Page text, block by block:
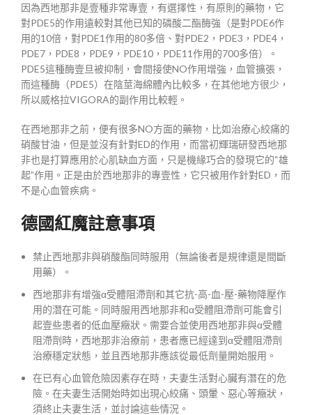
因為西地那非是壹種非常專壹，有選擇性，有原則的藥物，它
對PDE5的作用遠較對其他已知的磷酸二酯酶強（是對PDE6作
用的10倍，對PDE1作用的80多倍、對PDE2，PDE3，PDE4，
PDE7，PDE8，PDE9，PDE10，PDE11作用的700多倍）。
PDE5這種酶壹旦被抑制，會間接使NO作用增強，血管擴張，
而這種酶（PDE5）在陰莖海綿體內比較多，在其他地方很少，
所以威格拉VIGORA的副作用比較輕。
在西地那非之前，便有很多NO方面的藥物，比如治療心絞痛的
硝酸甘油，但是並沒有針對ED的作用，而當初輝瑞研發西地那
非也是打算應用於心肌缺血方面，只是機緣巧合的發現它的“雄
起”作用。正是由於西地那非的專壹性，它只被用作針對ED，而
不是心血管疾病。
德國紅魔註意事項
禁止西地那非與硝酸酯同時服用（無論後者是規律還是間斷
用藥）。
西地那非有增強α受體阻滯劑和其它抗-高-血-壓-藥物降壓作
用的潛在可能。同時服用西地那非和α受體阻滯劑可能會引
起壹些患者的低血壓癥狀。需要合並使用西地那非與α受體
阻滯劑時，西地那非治療前，患者應已經達到α受體阻滯劑
治療穩定狀態，並且西地那非應該從最低劑量開始服用。
在已有心血管危險因素存在時，夫妻生活對心臟有潛在的危
險。在夫妻生活開始時如出現心絞痛、頭暈、惡心等癥狀，
須終止夫妻生活，並討論這些情況。